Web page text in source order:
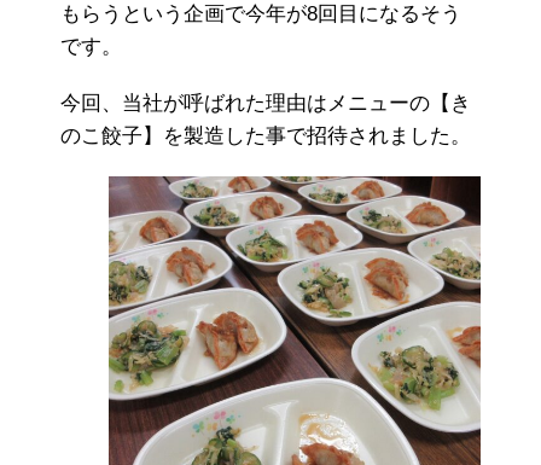
もらうという企画で今年が8回目になるそう
です。
今回、当社が呼ばれた理由はメニューの【き
のこ餃子】を製造した事で招待されました。